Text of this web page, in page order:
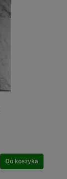
Do koszyka